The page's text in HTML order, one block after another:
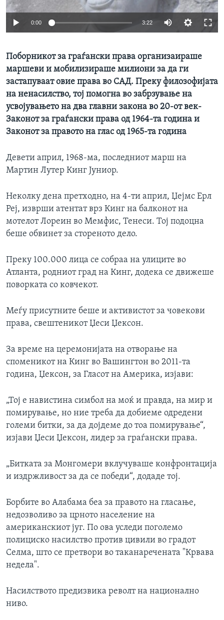
Јазици
0:00 3:22
Поборникот за граѓански права организаираше
маршеви и мобилизираше милиони за да ги
застапуваат овие права во САД. Преку филозофијата
на ненасилство, тој помогна во забрзување на
усвојувањето на два главни закона во 20-от век-
Законот за граѓански права од 1964-та година и
Законот за правото на глас од 1965-та година
Девети април, 1968-ма, последниот марш на
Мартин Лутер Кинг Јуниор.
Неколку дена претходно, на 4-ти април, Џејмс Ерл
Реј, изврши атентат врз Кинг на балконот на
мотелот Лореин во Мемфис, Тенеси. Тој подоцна
беше обвинет за стореното дело.
Преку 100.000 лица се собраа на улиците во
Атланта, родниот град на Кинг, додека се движеше
поворката со ковчекот.
Меѓу присутните беше и активистот за човекови
права, свештеникот Џеси Џексон.
За време на церемонијата на отворање на
споменикот на Кинг во Вашингтон во 2011-та
година, Џексон, за Гласот на Америка, изјави:
„Тој е навистина симбол на моќ и правда, на мир и
помирување, но ние треба да добиеме одредени
големи битки, за да дојдеме до тоа помирување“,
изјави Џеси Џексон, лидер за граѓански права.
„Битката за Монгомери вклучуваше конфронтација
и издржливост за да се победи“, додаде тој.
Борбите во Алабама беа за правото на гласање,
недозволиво за црното население на
американскиот југ. По ова уследи поголемо
полициско насилство против цивили во градот
Селма, што се претвори во таканаречената "Крвава
недела".
Насилството предизвика револт на национално
ниво.